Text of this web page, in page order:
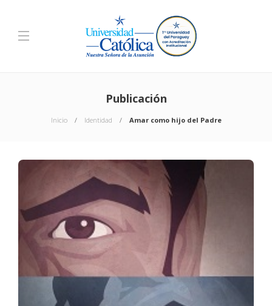
Publicación
Inicio Identidad Amar como hijo del Padre